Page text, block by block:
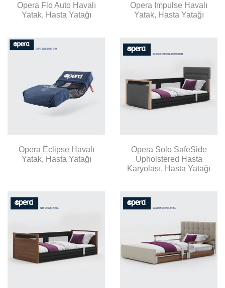
Opera Flo Auto Havalı
Yatak, Hasta Yatağı
Opera Impulse Havalı
Yatak, Hasta Yatağı
Opera Eclipse Havalı
Yatak, Hasta Yatağı
Opera Solo SafeSide
Upholstered Hasta
Karyolası, Hasta Yatağı